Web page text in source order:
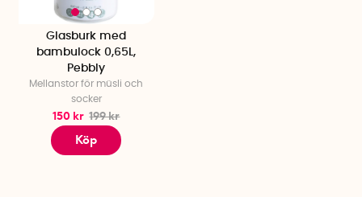
Glasburk med
bambulock 0,65L,
Pebbly
Mellanstor för müsli och
socker
150 kr 199 kr
Köp